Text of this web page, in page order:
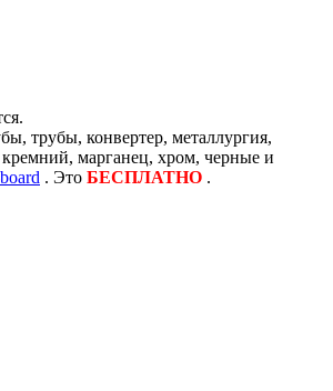
трубы, конвертер, металлургия,
марганец, хром, черные и
. Это БЕСПЛАТНО .